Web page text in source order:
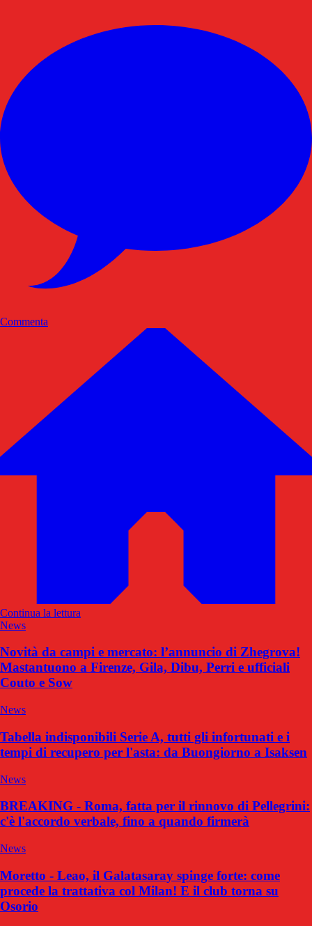
Commenta
Continua la lettura
News
Novità da campi e mercato: l’annuncio di Zhegrova!
Mastantuono a Firenze, Gila, Dibu, Perri e ufficiali
Couto e Sow
News
Tabella indisponibili Serie A, tutti gli infortunati e i
tempi di recupero per l'asta: da Buongiorno a Isaksen
News
BREAKING - Roma, fatta per il rinnovo di Pellegrini:
c'è l'accordo verbale, fino a quando firmerà
News
Moretto - Leao, il Galatasaray spinge forte: come
procede la trattativa col Milan! E il club torna su
Osorio